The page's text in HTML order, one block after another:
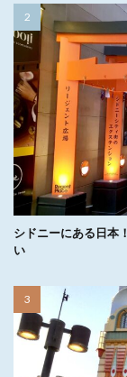
シドニーにある日本
い